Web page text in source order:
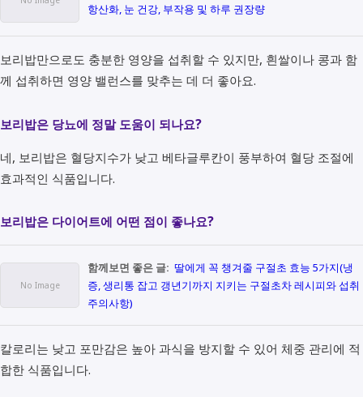
항산화, 눈 건강, 부작용 및 하루 권장량
보리밥만으로도 충분한 영양을 섭취할 수 있지만, 흰쌀이나 콩과 함
께 섭취하면 영양 밸런스를 맞추는 데 더 좋아요.
보리밥은 당뇨에 정말 도움이 되나요?
네, 보리밥은 혈당지수가 낮고 베타글루칸이 풍부하여 혈당 조절에
효과적인 식품입니다.
보리밥은 다이어트에 어떤 점이 좋나요?
함께보면 좋은 글: 딸에게 꼭 챙겨줄 구절초 효능 5가지(냉
증, 생리통 잡고 갱년기까지 지키는 구절초차 레시피와 섭취
주의사항)
칼로리는 낮고 포만감은 높아 과식을 방지할 수 있어 체중 관리에 적
합한 식품입니다.